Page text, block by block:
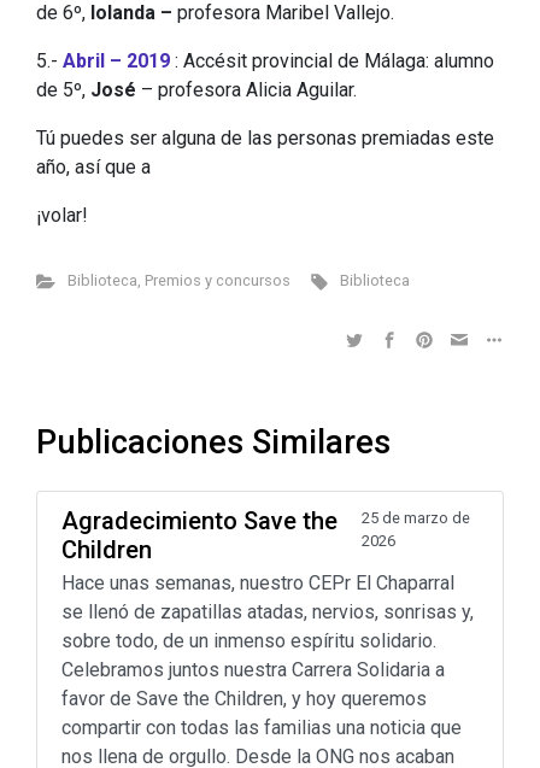
de 6º, Iolanda – profesora Maribel Vallejo.
5.- Abril – 2019 : Accésit provincial de Málaga: alumno
de 5º, José – profesora Alicia Aguilar.
Tú puedes ser alguna de las personas premiadas este
año, así que a
¡volar!
Biblioteca, Premios y concursos Biblioteca
Publicaciones Similares
Agradecimiento Save the
Children
25 de marzo de
2026
Hace unas semanas, nuestro CEPr El Chaparral
se llenó de zapatillas atadas, nervios, sonrisas y,
sobre todo, de un inmenso espíritu solidario.
Celebramos juntos nuestra Carrera Solidaria a
favor de Save the Children, y hoy queremos
compartir con todas las familias una noticia que
nos llena de orgullo. Desde la ONG nos acaban